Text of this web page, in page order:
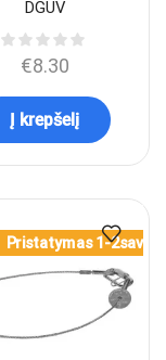
DGUV
€8.30
Į krepšelį
Pristatymas 1-2sav.